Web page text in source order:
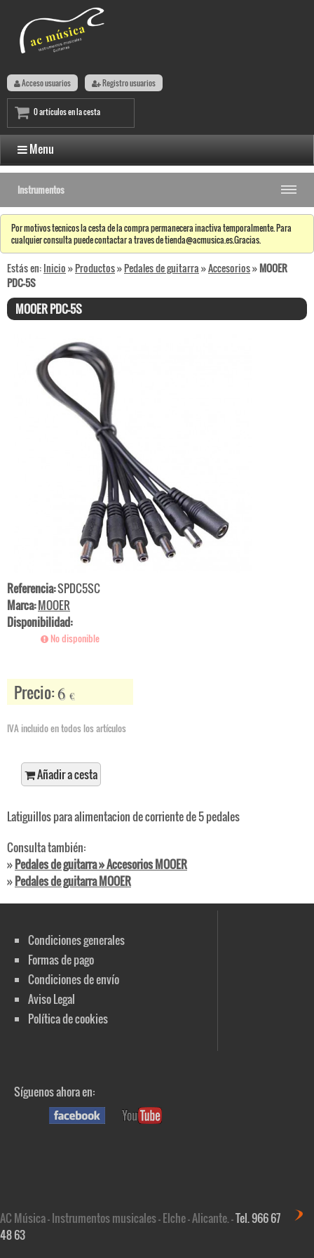
Acceso usuarios Registro usuarios
0 artículos en la cesta
Menu
Instrumentos
Por motivos tecnicos la cesta de la compra permanecera inactiva temporalmente. Para
cualquier consulta puede contactar a traves de tienda@acmusica.es.Gracias.
Estás en:Inicio»Productos»Pedales de guitarra»Accesorios»MOOER
PDC-5S
MOOER PDC-5S
Referencia:SPDC5SC
Marca:MOOER
Disponibilidad:
No disponible
Precio:6 €
IVA incluido en todos los artículos
Añadir a cesta
Latiguillos para alimentacion de corriente de 5 pedales
Consulta también:
»Pedales de guitarra » Accesorios MOOER
»Pedales de guitarra MOOER
Condiciones generales
Formas de pago
Condiciones de envío
Aviso Legal
Política de cookies
Síguenos ahora en:
AC Música - Instrumentos musicales - Elche - Alicante. -Tel. 966 67
48 63